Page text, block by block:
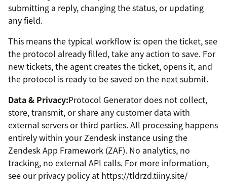
submitting a reply, changing the status, or updating
any field.
This means the typical workflow is: open the ticket, see
the protocol already filled, take any action to save. For
new tickets, the agent creates the ticket, opens it, and
the protocol is ready to be saved on the next submit.
Data & Privacy:Protocol Generator does not collect,
store, transmit, or share any customer data with
external servers or third parties. All processing happens
entirely within your Zendesk instance using the
Zendesk App Framework (ZAF). No analytics, no
tracking, no external API calls. For more information,
see our privacy policy at https://tldrzd.tiiny.site/